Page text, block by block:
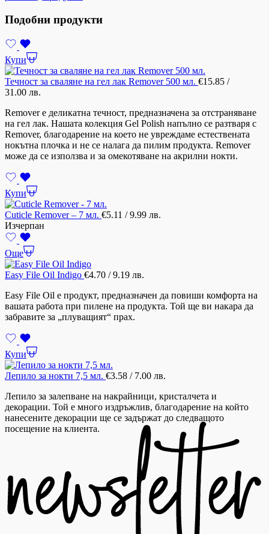
Подобни продукти
Купи
Течност за сваляне на гел лак Remover 500 мл. €15.85 /
31.00 лв.
Remover е деликатна течност, предназначена за отстраняване
на гел лак. Нашата колекция Gel Polish напълно се разтваря с
Remover, благодарение на което не увреждаме естествената
нокътна плочка и не се налага да пилим продукта. Remover
може да се използва и за омекотяване на акрилни нокти.
Купи
Cuticle Remover – 7 мл. €5.11 / 9.99 лв.
Изчерпан
Още
Easy File Oil Indigo €4.70 / 9.19 лв.
Easy File Oil е продукт, предназначен да повиши комфорта на
вашата работа при пилене на продукта. Той ще ви накара да
забравите за „плуващият“ прах.
Купи
Лепило за нокти 7,5 мл. €3.58 / 7.00 лв.
Лепило за залепване на накрайници, кристалчета и
декорации. Той е много издръжлив, благодарение на който
нанесените декорации ще се задържат до следващото
посещение на клиента.